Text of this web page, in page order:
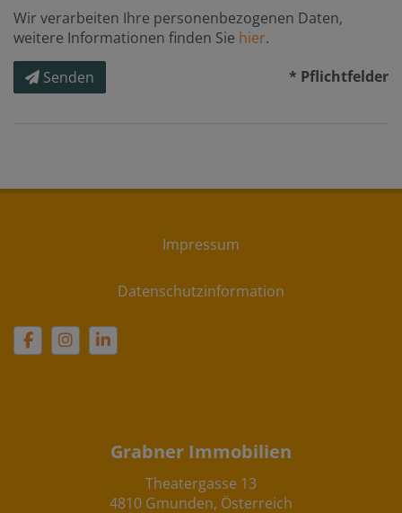
Wir verarbeiten Ihre personenbezogenen Daten,
weitere Informationen finden Sie hier.
Senden
* Pflichtfelder
Impressum
Datenschutzinformation
Grabner Immobilien
Theatergasse 13
4810 Gmunden, Österreich